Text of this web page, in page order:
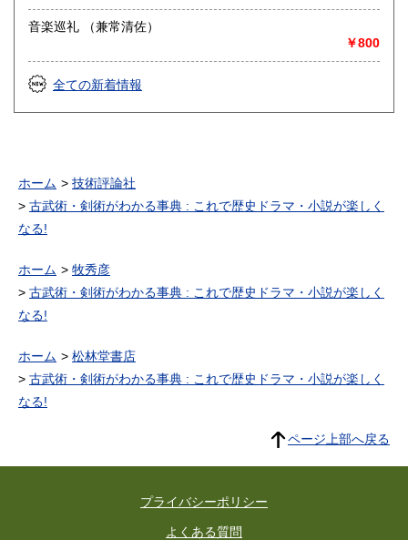
音楽巡礼 （兼常清佐）
￥800
全ての新着情報
ホーム
技術評論社
古武術・剣術がわかる事典 : これで歴史ドラマ・小説が楽しく
なる!
ホーム
牧秀彦
古武術・剣術がわかる事典 : これで歴史ドラマ・小説が楽しく
なる!
ホーム
松林堂書店
古武術・剣術がわかる事典 : これで歴史ドラマ・小説が楽しく
なる!
ページ上部へ戻る
プライバシーポリシー
よくある質問